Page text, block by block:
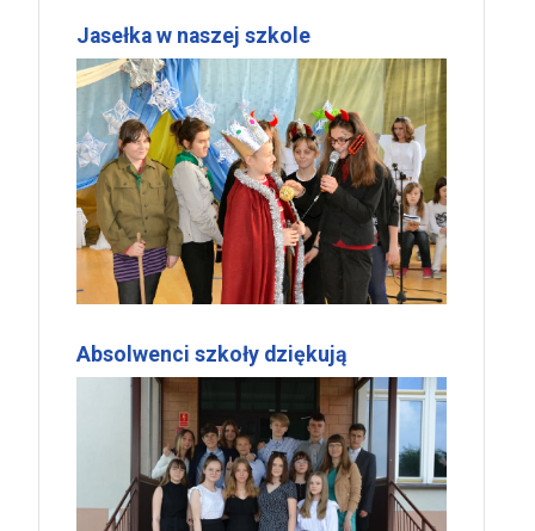
Jasełka w naszej szkole
Absolwenci szkoły dziękują